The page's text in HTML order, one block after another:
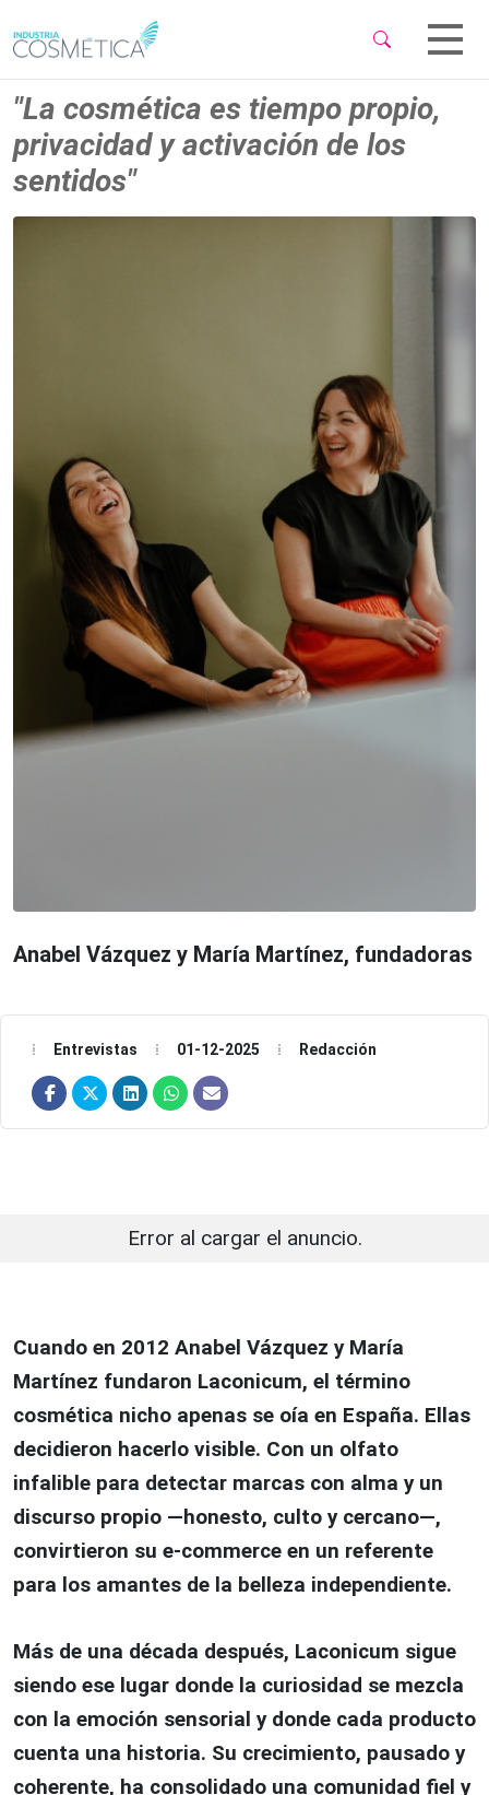
Menu
Menu
"La cosmética es tiempo propio,
privacidad y activación de los
sentidos"
Anabel Vázquez y María Martínez, fundadoras
Entrevistas 01-12-2025 Redacción
Error al cargar el anuncio.
Cuando en 2012 Anabel Vázquez y María
Martínez fundaron Laconicum, el término
cosmética nicho apenas se oía en España. Ellas
decidieron hacerlo visible. Con un olfato
infalible para detectar marcas con alma y un
discurso propio —honesto, culto y cercano—,
convirtieron su e-commerce en un referente
para los amantes de la belleza independiente.
Más de una década después, Laconicum sigue
siendo ese lugar donde la curiosidad se mezcla
con la emoción sensorial y donde cada producto
cuenta una historia. Su crecimiento, pausado y
coherente, ha consolidado una comunidad fiel y